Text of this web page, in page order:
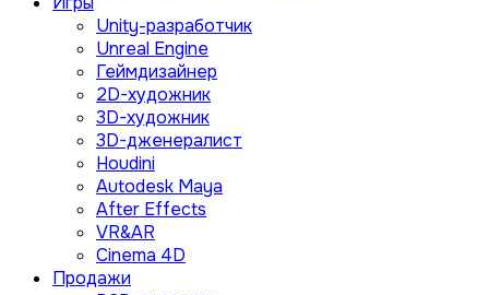
Unity-разработчик
Unreal Engine
Геймдизайнер
2D-художник
3D-художник
3D-дженералист
Houdini
Autodesk Maya
After Effects
VR&AR
Cinema 4D
Продажи